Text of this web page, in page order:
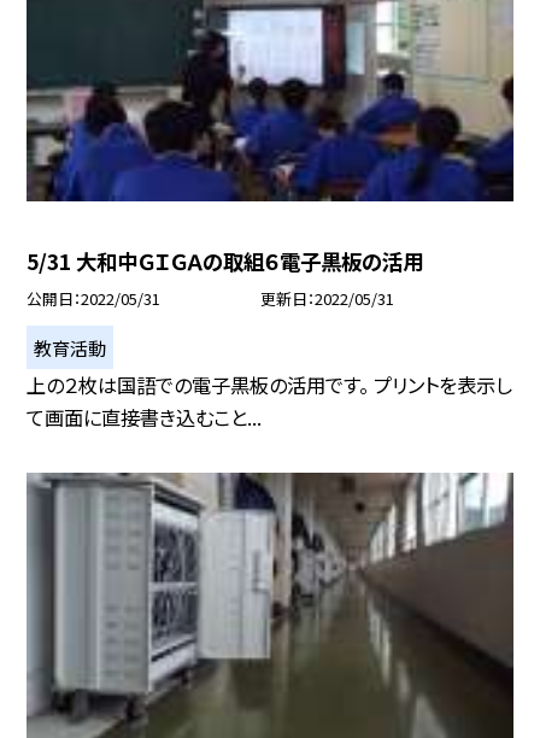
5/31 大和中ＧＩＧＡの取組６電子黒板の活用
公開日 2022/05/31 更新日 2022/05/31
教育活動
上の２枚は国語での電子黒板の活用です。 プリントを表示し
て画面に直接書き込むこと...